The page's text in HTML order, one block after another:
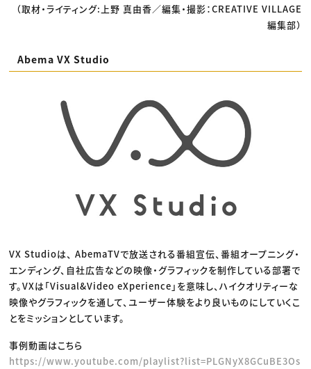
（取材・ライティング:上野 真由香／編集・撮影：CREATIVE VILLAGE
編集部）
Abema VX Studio
VX Studioは、 AbemaTVで放送される番組宣伝、番組オープニング・
エンディング、自社広告などの映像・グラフィックを制作している部署で
す。VXは「Visual&Video eXperience」を意味し、ハイクオリティーな
映像やグラフィックを通して、ユーザー体験をより良いものにしていくこ
とをミッションとしています。
事例動画はこちら
https://www.youtube.com/playlist?list=PLGNyX8GCuBE3Os